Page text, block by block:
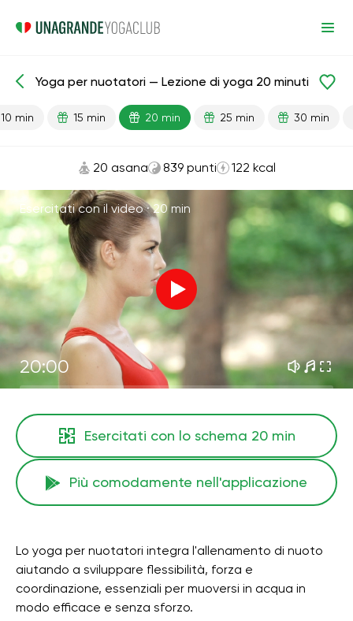
Lezioni pronte Sport
Yoga per nuotatori — Lezione di yoga 20 minuti
10 min 15 min 20 min 25 min 30 min
20 asana 839 punti 122 kcal
Esercitati con il video ·20 min
20:00
Esercitati con lo schema 20 min
Più comodamente nell'applicazione
Lo yoga per nuotatori integra l'allenamento di nuoto
aiutando a sviluppare flessibilità, forza e
coordinazione, essenziali per muoversi in acqua in
modo efficace e senza sforzo.